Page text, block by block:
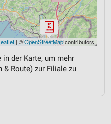
| ©OpenStreetMapcontributors
der Karte, um mehr
& Route) zur Filiale zu